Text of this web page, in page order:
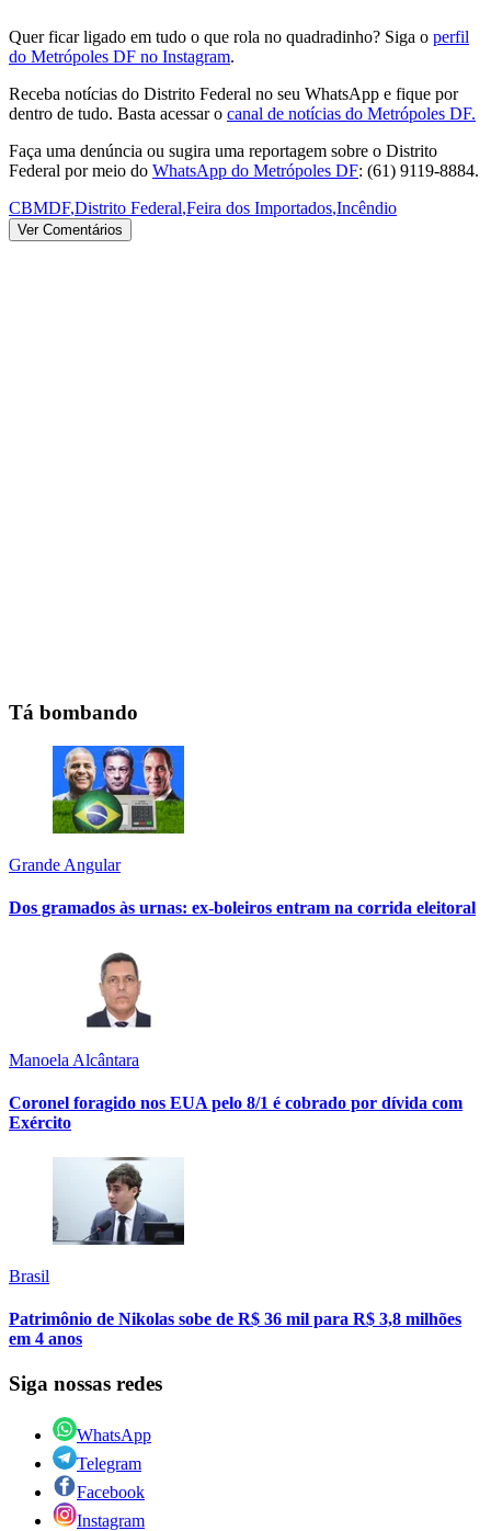
Quer ficar ligado em tudo o que rola no quadradinho? Siga o perfil
do Metrópoles DF no Instagram.
Receba notícias do Distrito Federal no seu WhatsApp e fique por
dentro de tudo. Basta acessar o canal de notícias do Metrópoles DF.
Faça uma denúncia ou sugira uma reportagem sobre o Distrito
Federal por meio do WhatsApp do Metrópoles DF: (61) 9119-8884.
CBMDF,Distrito Federal,Feira dos Importados,Incêndio
Ver Comentários
Tá bombando
Grande Angular
Dos gramados às urnas: ex-boleiros entram na corrida eleitoral
Manoela Alcântara
Coronel foragido nos EUA pelo 8/1 é cobrado por dívida com
Exército
Brasil
Patrimônio de Nikolas sobe de R$ 36 mil para R$ 3,8 milhões
em 4 anos
Siga nossas redes
WhatsApp
Telegram
Facebook
Instagram